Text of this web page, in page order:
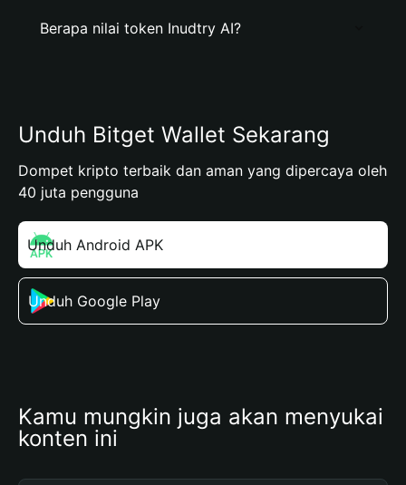
Berapa nilai token Inudtry AI?
Unduh Bitget Wallet Sekarang
Dompet kripto terbaik dan aman yang dipercaya oleh
40 juta pengguna
Unduh Android APK
Unduh Google Play
Kamu mungkin juga akan menyukai
konten ini